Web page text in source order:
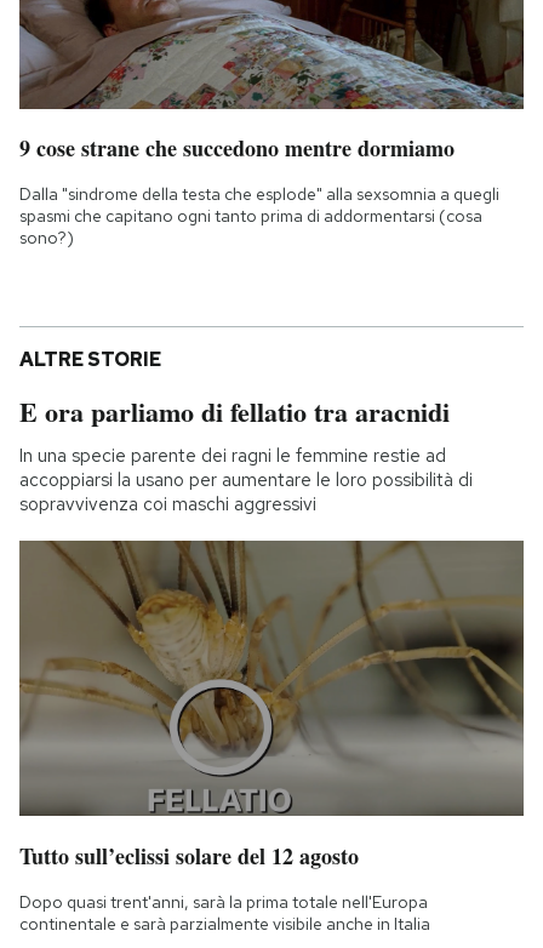
9 cose strane che succedono mentre dormiamo
Dalla "sindrome della testa che esplode" alla sexsomnia a quegli
spasmi che capitano ogni tanto prima di addormentarsi (cosa
sono?)
ALTRE STORIE
E ora parliamo di fellatio tra aracnidi
In una specie parente dei ragni le femmine restie ad
accoppiarsi la usano per aumentare le loro possibilità di
sopravvivenza coi maschi aggressivi
Tutto sull’eclissi solare del 12 agosto
Dopo quasi trent'anni, sarà la prima totale nell'Europa
continentale e sarà parzialmente visibile anche in Italia